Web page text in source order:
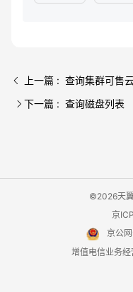
上一篇 : 查询集群可售
下一篇 : 查询磁盘列表
©2026天
京
京公
增值电信业务